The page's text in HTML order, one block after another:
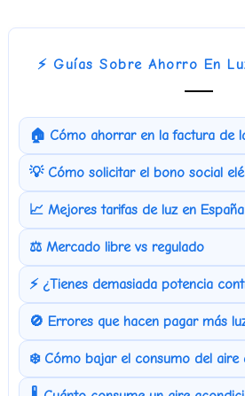
⚡ Guías Sobre Ahorro En
🏠 Cómo ahorrar en la factura de
💡 Cómo solicitar el bono social
📈 Mejores tarifas de luz en España
⚖️ Mercado libre vs regulado
⚡ ¿Tienes demasiada potencia
🚫 Errores que hacen pagar más
❄️ Cómo bajar el consumo del aire